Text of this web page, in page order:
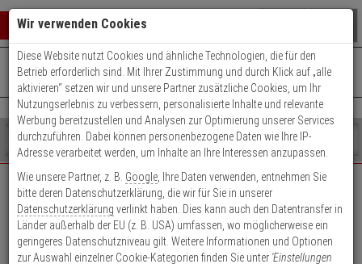
Warenkorb schließen
0 ARTIKEL IM WARENKORB
Ihr Warenkorb ist momentan leer.
Ergebnisse ()
Fertig
Shop
durchsuchen
Bitte
geben
Sie
mindestens
Zeichen
ein,
Es
wurde
noch
Kategorien
Suche
gestartet
+49 (0)821 899 493-0Mo. - Do.: 8:00 - 16:30 | Fr.: 8:00 - 14:00 Uhr
Kontaktservice nutzen
EXPERT-Security für Privatkunden
Das Beste für Ihre Sicherheit!
Wir verwenden Cookies
Diese Website nutzt Cookies und ähnliche Technologien, die für den
Betrieb erforderlich sind. Mit Ihrer Zustimmung und durch Klick auf „alle
aktivieren“ setzen wir und unsere Partner zusätzliche Cookies, um Ihr
Nutzungserlebnis zu verbessern, personalisierte Inhalte und relevante
Werbung bereitzustellen und Analysen zur Optimierung unserer Services
durchzuführen. Dabei können personenbezogene Daten wie Ihre IP-
Adresse verarbeitet werden, um Inhalte an Ihre Interessen anzupassen.
Wie unsere Partner, z. B. Google , Ihre Daten verwenden, entnehmen Sie
bitte deren Datenschutzerklärung, die wir für Sie in unserer
Datenschutzerklärung verlinkt haben. Dies kann auch den Datentransfer in
Länder außerhalb der EU (z. B. USA) umfassen, wo möglicherweise ein
geringeres Datenschutzniveau gilt. Weitere Informationen und Optionen
zur Auswahl einzelner Cookie-Kategorien finden Sie unter 'Einstellungen